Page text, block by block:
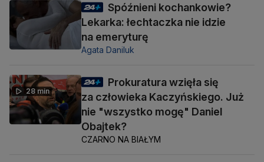
Spóźnieni kochankowie?
Lekarka: łechtaczka nie idzie
na emeryturę
Agata Daniluk
28 min
Prokuratura wzięła się
za człowieka Kaczyńskiego. Już
nie "wszystko mogę" Daniel
Obajtek?
CZARNO NA BIAŁYM